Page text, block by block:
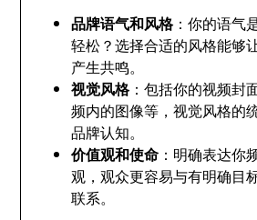
品牌语气和风格：你的语气
轻松？选择合适的风格能够
产生共鸣。
视觉风格：包括你的视频封
频内的图像等，视觉风格的
品牌认知。
价值观和使命 ：明确表达你
观，观众更容易与有明确目
联系。